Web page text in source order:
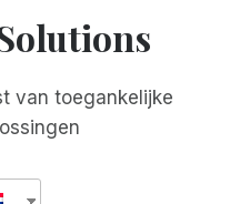
van toegankelijke